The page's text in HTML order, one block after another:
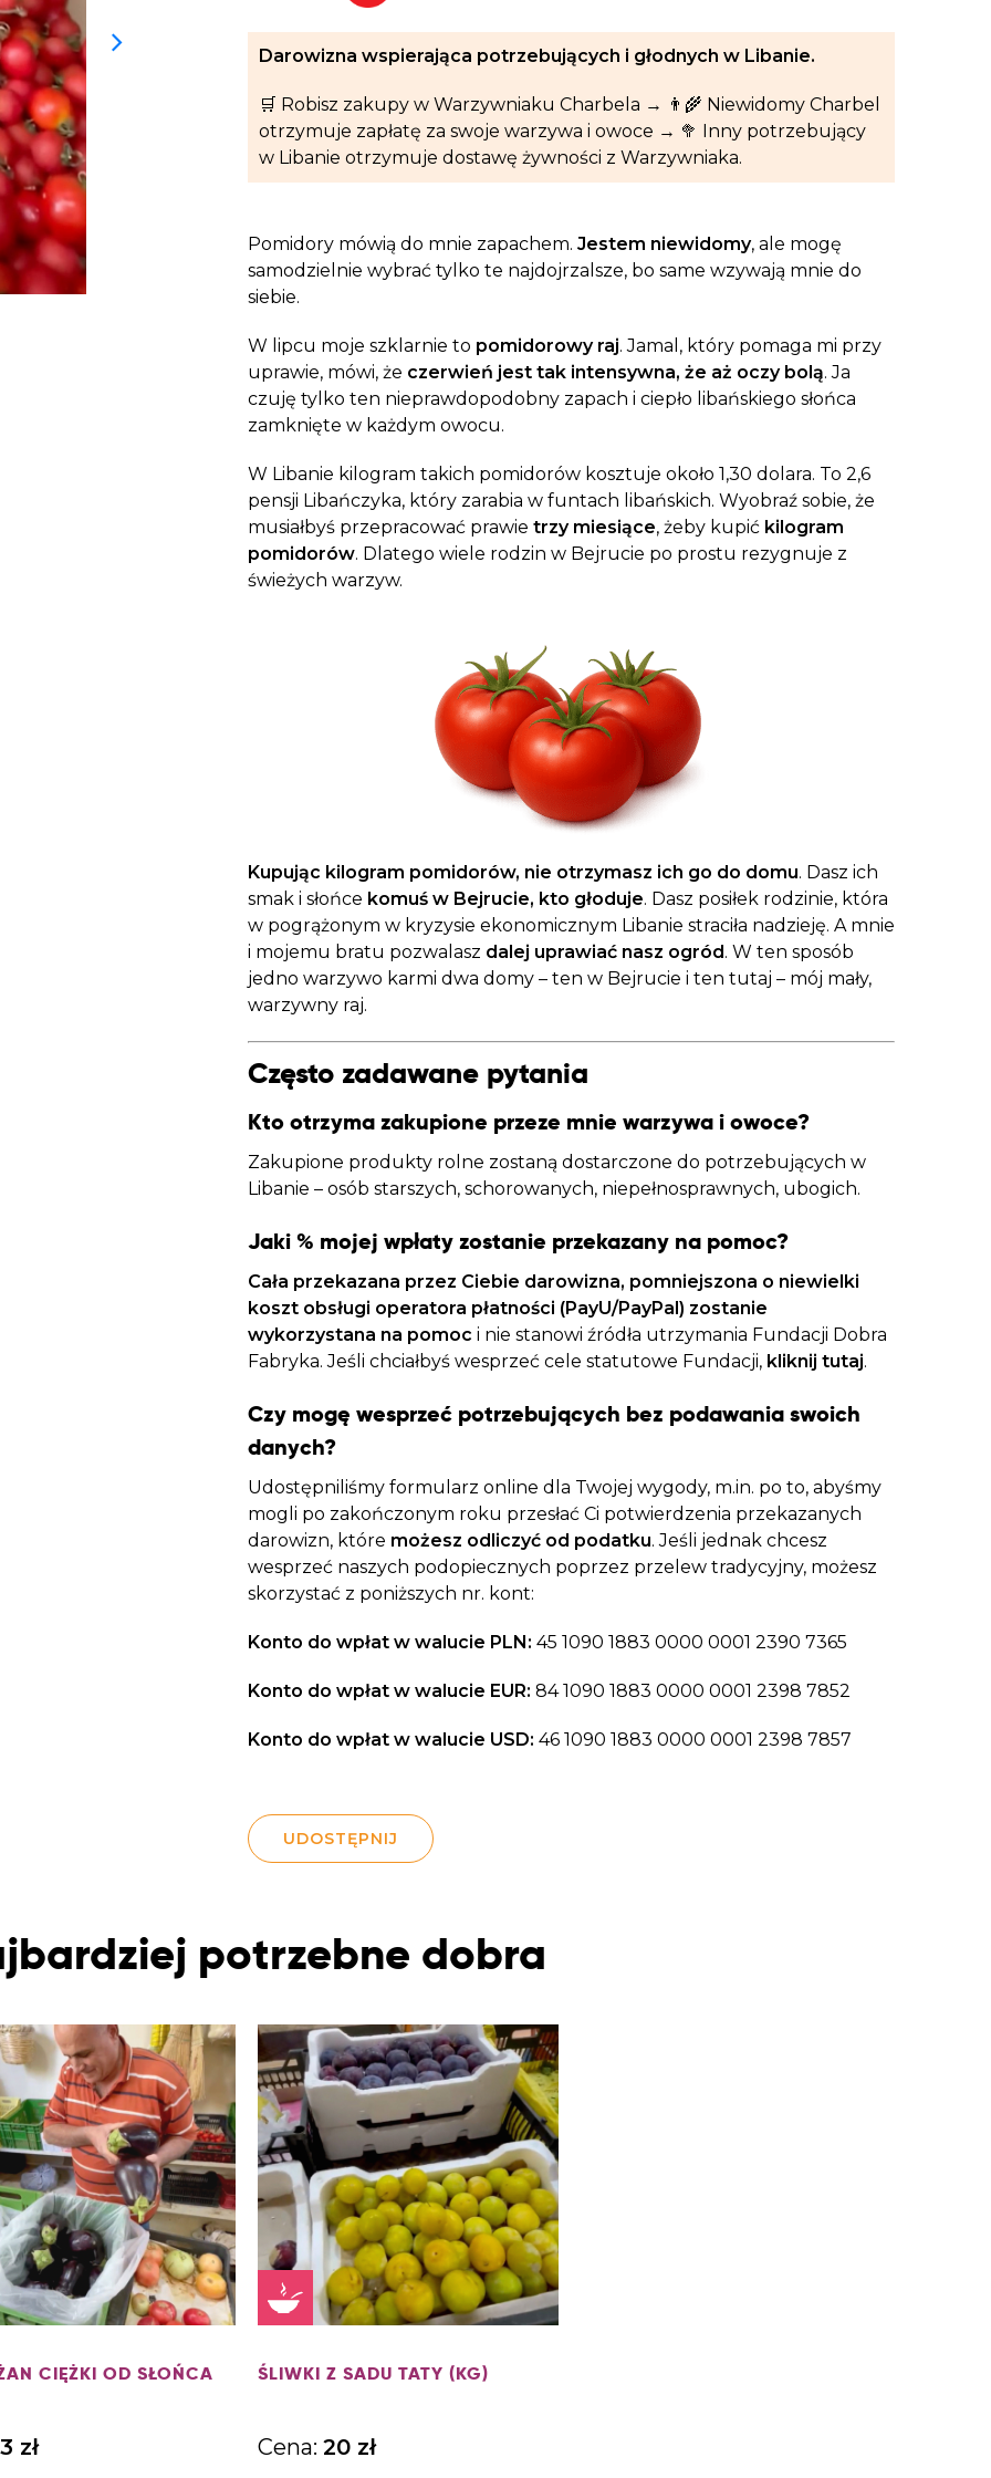
Dobroczynne24
Zrób zakupy dla potrzebujących w
markecie z dobrymi uczynkami
Warzywniak Charbela
Zrób zakupy u niewidomego Charbela i
wspieraj Głodnych
Uratuj dziecko cierpiące z powodu
głodu i wspieraj edukację rodziców
Sprawdź listę miejsc, do których dociera
Zweryfikuj, w jaki sposób wydajemy
przekazane Darowizny
Cele statutowe
Skontaktuj się z nami!
Darowizna wspierająca potrzebujących i głodnych w Libanie.
🛒 Robisz zakupy w Warzywniaku Charbela → 👨‍🌾 Niewidomy Charbel
otrzymuje zapłatę za swoje warzywa i owoce → 🥦 Inny potrzebujący
w Libanie otrzymuje dostawę żywności z Warzywniaka.
Pomidory mówią do mnie zapachem. Jestem niewidomy, ale mogę
samodzielnie wybrać tylko te najdojrzalsze, bo same wzywają mnie do
siebie.
W lipcu moje szklarnie to pomidorowy raj. Jamal, który pomaga mi przy
uprawie, mówi, że czerwień jest tak intensywna, że aż oczy bolą. Ja
czuję tylko ten nieprawdopodobny zapach i ciepło libańskiego słońca
zamknięte w każdym owocu.
W Libanie kilogram takich pomidorów kosztuje około 1,30 dolara. To 2,6
pensji Libańczyka, który zarabia w funtach libańskich. Wyobraź sobie, że
musiałbyś przepracować prawie trzy miesiące, żeby kupić kilogram
pomidorów. Dlatego wiele rodzin w Bejrucie po prostu rezygnuje z
świeżych warzyw.
Kupując kilogram pomidorów, nie otrzymasz ich go do domu. Dasz ich
smak i słońce komuś w Bejrucie, kto głoduje. Dasz posiłek rodzinie, która
w pogrążonym w kryzysie ekonomicznym Libanie straciła nadzieję. A mnie
i mojemu bratu pozwalasz dalej uprawiać nasz ogród . W ten sposób
jedno warzywo karmi dwa domy – ten w Bejrucie i ten tutaj – mój mały,
warzywny raj.
Często zadawane pytania
Kto otrzyma zakupione przeze mnie warzywa i owoce?
Zakupione produkty rolne zostaną dostarczone do potrzebujących w
Libanie – osób starszych, schorowanych, niepełnosprawnych, ubogich.
Jaki % mojej wpłaty zostanie przekazany na pomoc?
Cała przekazana przez Ciebie darowizna, pomniejszona o niewielki
koszt obsługi operatora płatności (PayU/PayPal) zostanie
wykorzystana na pomoc i nie stanowi źródła utrzymania Fundacji Dobra
Fabryka. Jeśli chciałbyś wesprzeć cele statutowe Fundacji, kliknij tutaj.
Czy mogę wesprzeć potrzebujących bez podawania swoich
danych?
Udostępniliśmy formularz online dla Twojej wygody, m.in. po to, abyśmy
mogli po zakończonym roku przesłać Ci potwierdzenia przekazanych
darowizn, które możesz odliczyć od podatku. Jeśli jednak chcesz
wesprzeć naszych podopiecznych poprzez przelew tradycyjny, możesz
skorzystać z poniższych nr. kont:
Konto do wpłat w walucie PLN: 45 1090 1883 0000 0001 2390 7365
Konto do wpłat w walucie EUR: 84 1090 1883 0000 0001 2398 7852
Konto do wpłat w walucie USD: 46 1090 1883 0000 0001 2398 7857
UDOSTĘPNIJ
potrzebne dobra
CIĘŻKI OD SŁOŃCA
3 zł
ŚLIWKI Z SADU TATY (KG)
Cena: 20 zł